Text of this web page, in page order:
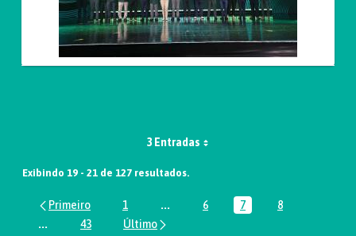
3 Entradas
Exibindo 19 - 21 de 127 resultados.
Página
1 ...Páginas intermediárias Usar ABA
Página
6 Página
7 Página
8
...Páginas intermediárias Usar ABA para navegar.
Página
43